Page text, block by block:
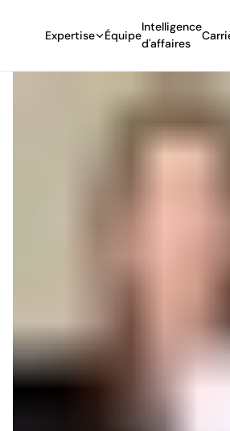
Expertise Équipe
Intelligence
d'affaires